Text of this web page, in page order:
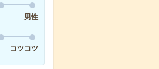
男性
コツコツ